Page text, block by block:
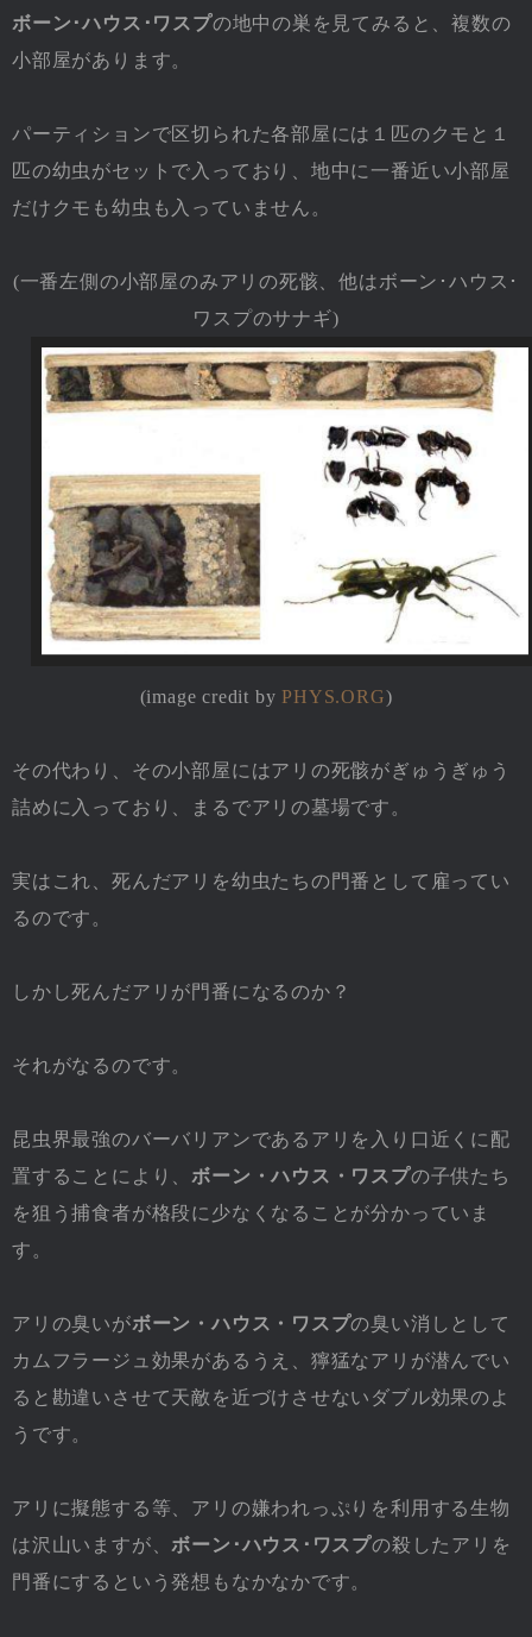
ボーン･ハウス･ワスプの地中の巣を見てみると、複数の
小部屋があります。
パーティションで区切られた各部屋には１匹のクモと１
匹の幼虫がセットで入っており、地中に一番近い小部屋
だけクモも幼虫も入っていません。
(一番左側の小部屋のみアリの死骸、他はボーン･ハウス･
ワスプのサナギ)
(image credit by PHYS.ORG)
その代わり、その小部屋にはアリの死骸がぎゅうぎゅう
詰めに入っており、まるでアリの墓場です。
実はこれ、死んだアリを幼虫たちの門番として雇ってい
るのです。
しかし死んだアリが門番になるのか？
それがなるのです。
昆虫界最強のバーバリアンであるアリを入り口近くに配
置することにより、ボーン・ハウス・ワスプの子供たち
を狙う捕食者が格段に少なくなることが分かっていま
す。
アリの臭いがボーン・ハウス・ワスプの臭い消しとして
カムフラージュ効果があるうえ、獰猛なアリが潜んでい
ると勘違いさせて天敵を近づけさせないダブル効果のよ
うです。
アリに擬態する等、アリの嫌われっぷりを利用する生物
は沢山いますが、ボーン･ハウス･ワスプの殺したアリを
門番にするという発想もなかなかです。